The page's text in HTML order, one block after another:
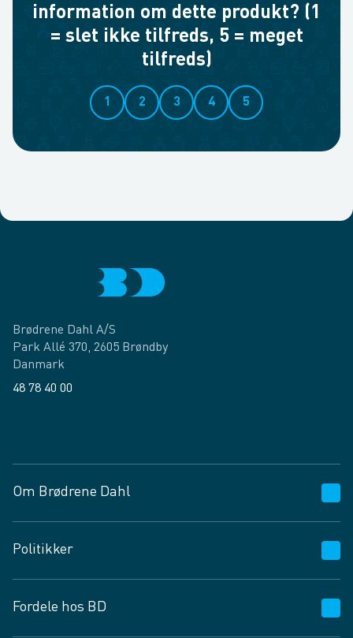
information om dette produkt? (1
= slet ikke tilfreds, 5 = meget
tilfreds)
1 2 3 4 5
Brødrene Dahl A/S
Park Allé 370, 2605 Brøndby
Danmark
48 78 40 00
Om Brødrene Dahl
Vagttelefon 30 10 89 89
Spørgsmål og svar
Job og karriere
Politikker
Privatlivspolitik
Fordele hos BD